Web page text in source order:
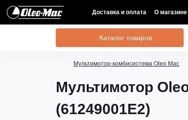
Доставка и оплата О магазине
Каталог товаров
Мультимотор-комбисистема Oleo Mac
Мультимотор
(61249001E2)